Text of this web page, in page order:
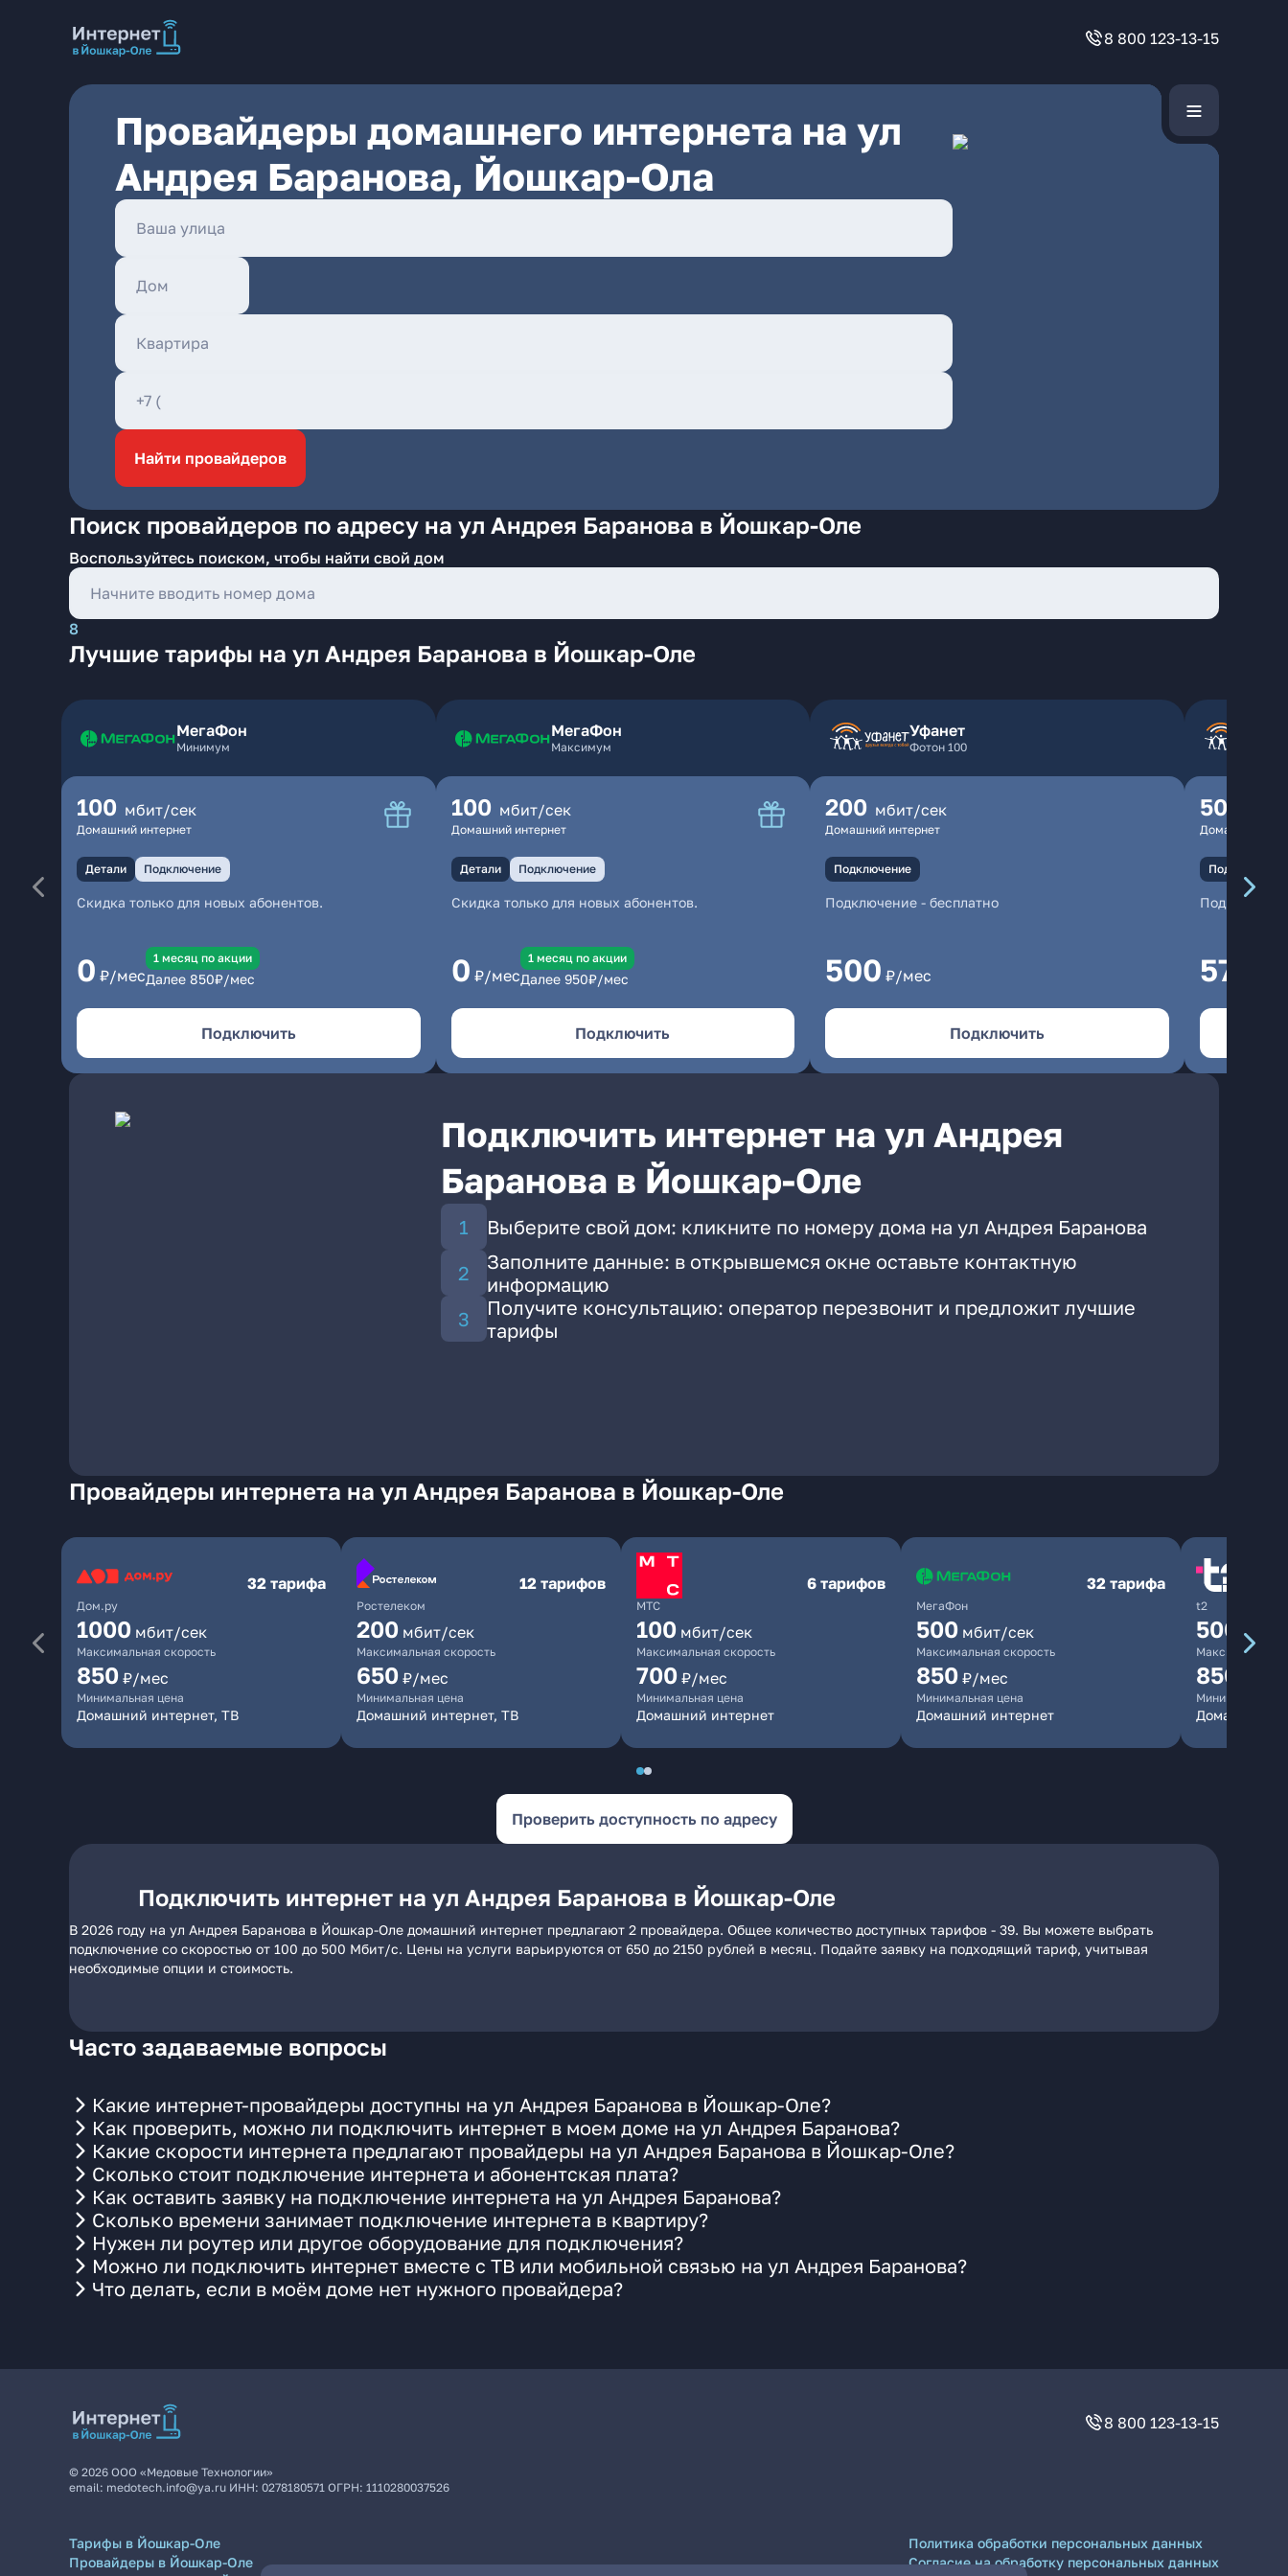
8 800 123-13-15
Провайдеры домашнего интернета на ул
Андрея Баранова, Йошкар-Ола
Найти провайдеров
Поиск провайдеров по адресу на ул Андрея Баранова в Йошкар-Оле
Воспользуйтесь поиском, чтобы найти свой дом
8
Лучшие тарифы на ул Андрея Баранова в Йошкар-Оле
МегаФон
Минимум
100 мбит/сек
Домашний интернет
Детали Подключение
Скидка только для новых абонентов.
0 ₽/мес
1 месяц по акции
Далее 850₽/мес
Подключить
МегаФон
Максимум
100 мбит/сек
Домашний интернет
Детали Подключение
Скидка только для новых абонентов.
0 ₽/мес
1 месяц по акции
Далее 950₽/мес
Подключить
Уфанет
Фотон 100
200 мбит/сек
Домашний интернет
Подключение
Подключение - бесплатно
500 ₽/мес
Подключить
500
Домашний
Подключение
570
Подключить интернет на ул Андрея
Баранова в Йошкар-Оле
Выберите свой дом: кликните по номеру дома на ул Андрея Баранова
Заполните данные: в открывшемся окне оставьте контактную
информацию
Получите консультацию: оператор перезвонит и предложит лучшие
тарифы
Провайдеры интернета на ул Андрея Баранова в Йошкар-Оле
Дом.ру
32 тарифа
1000 мбит/сек
Максимальная скорость
850 ₽/мес
Минимальная цена
Домашний интернет, ТВ
Ростелеком
12 тарифов
200 мбит/сек
Максимальная скорость
650 ₽/мес
Минимальная цена
Домашний интернет, ТВ
МТС
6 тарифов
100 мбит/сек
Максимальная скорость
700 ₽/мес
Минимальная цена
Домашний интернет
МегаФон
32 тарифа
500 мбит/сек
Максимальная скорость
850 ₽/мес
Минимальная цена
Домашний интернет
t2
500
Максимальная
850
Минимальная
Домашний
Проверить доступность по адресу
Подключить интернет на ул Андрея Баранова в Йошкар-Оле
В 2026 году на ул Андрея Баранова в Йошкар-Оле домашний интернет предлагают 2 провайдера. Общее количество доступных тарифов - 39. Вы можете выбрать
подключение со скоростью от 100 до 500 Мбит/с. Цены на услуги варьируются от 650 до 2150 рублей в месяц. Подайте заявку на подходящий тариф, учитывая
необходимые опции и стоимость.
Часто задаваемые вопросы
Какие интернет-провайдеры доступны на ул Андрея Баранова в Йошкар-Оле?
Как проверить, можно ли подключить интернет в моем доме на ул Андрея Баранова?
Какие скорости интернета предлагают провайдеры на ул Андрея Баранова в Йошкар-Оле?
Сколько стоит подключение интернета и абонентская плата?
Как оставить заявку на подключение интернета на ул Андрея Баранова?
Сколько времени занимает подключение интернета в квартиру?
Нужен ли роутер или другое оборудование для подключения?
Можно ли подключить интернет вместе с ТВ или мобильной связью на ул Андрея Баранова?
Что делать, если в моём доме нет нужного провайдера?
8 800 123-13-15
© 2026 ООО «Медовые Технологии»
email: medotech.info@ya.ru ИНН: 0278180571 ОГРН: 1110280037526
Тарифы в Йошкар-Оле
Провайдеры в Йошкар-Оле
Политика обработки персональных данных
Согласие на обработку персональных данных